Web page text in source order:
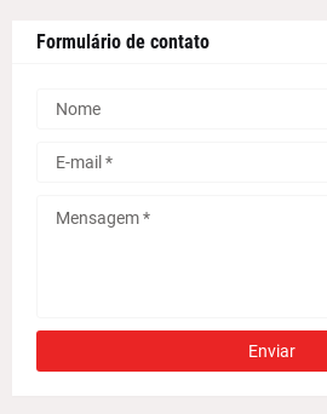
Formulário de contato